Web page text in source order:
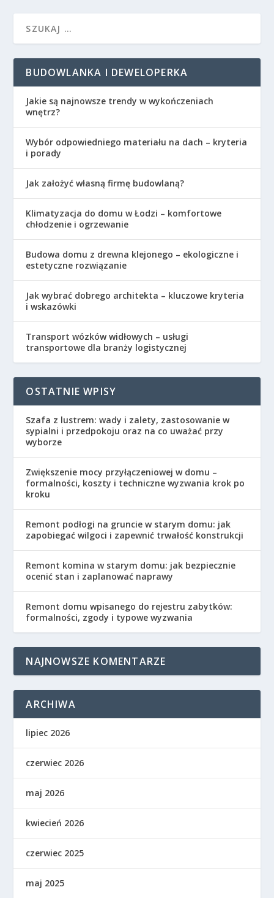
BUDOWLANKA I DEWELOPERKA
Jakie są najnowsze trendy w wykończeniach
wnętrz?
Wybór odpowiedniego materiału na dach – kryteria
i porady
Jak założyć własną firmę budowlaną?
Klimatyzacja do domu w Łodzi – komfortowe
chłodzenie i ogrzewanie
Budowa domu z drewna klejonego – ekologiczne i
estetyczne rozwiązanie
Jak wybrać dobrego architekta – kluczowe kryteria
i wskazówki
Transport wózków widłowych – usługi
transportowe dla branży logistycznej
OSTATNIE WPISY
Szafa z lustrem: wady i zalety, zastosowanie w
sypialni i przedpokoju oraz na co uważać przy
wyborze
Zwiększenie mocy przyłączeniowej w domu –
formalności, koszty i techniczne wyzwania krok po
kroku
Remont podłogi na gruncie w starym domu: jak
zapobiegać wilgoci i zapewnić trwałość konstrukcji
Remont komina w starym domu: jak bezpiecznie
ocenić stan i zaplanować naprawy
Remont domu wpisanego do rejestru zabytków:
formalności, zgody i typowe wyzwania
NAJNOWSZE KOMENTARZE
ARCHIWA
lipiec 2026
czerwiec 2026
maj 2026
kwiecień 2026
czerwiec 2025
maj 2025